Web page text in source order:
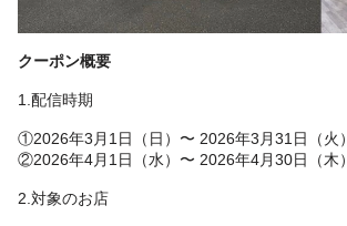
クーポン概要
1.配信時期
①2026年3月1日（日）〜 2026年3月31日（火）
②2026年4月1日（水）〜 2026年4月30日（木）
2.対象のお店